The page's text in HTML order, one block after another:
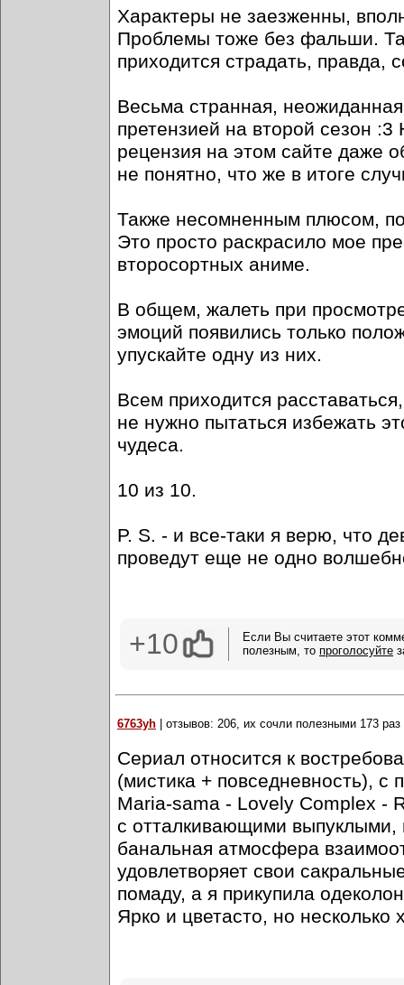
Характеры не заезженны,
Проблемы тоже без фальши.
приходится страдать, правда,
Весьма странная,
претензией на второй сезон
рецензия на этом сайте даже
не понятно, что же в итоге
Также несомненным плюсом,
Это просто раскрасило мое
второсортных аниме.
В общем, жалеть при
эмоций появились только
упускайте одну из них.
Всем приходится
не нужно пытаться избежать
чудеса.
10 из 10.
P. S. - и все-таки я верю, что
проведут еще не одно
+10
Если Вы считаете этот
полезным, то проголосуйте
6763yh | отзывов: 206, их сочли полезными 173 раз
Сериал относится к
(мистика + повседневность),
Maria-sama - Lovely Complex -
с отталкивающими выпуклыми,
банальная атмосфера
удовлетворяет свои
помаду, а я прикупила
Ярко и цветасто, но